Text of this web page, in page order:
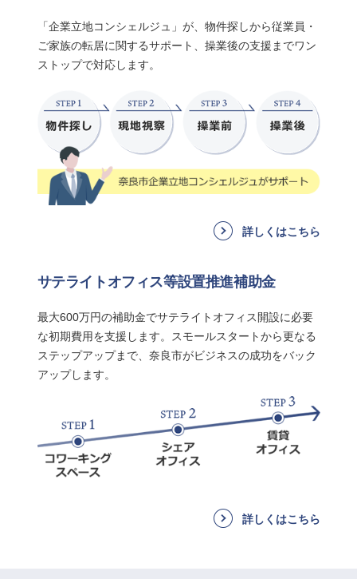
「企業立地コンシェルジュ」が、物件探しから従業員・
ご家族の転居に関するサポート、操業後の支援までワン
ストップで対応します。
詳しくはこちら
サテライトオフィス等設置推進補助金
最大600万円の補助金でサテライトオフィス開設に必要
な初期費用を支援します。スモールスタートから更なる
ステップアップまで、奈良市がビジネスの成功をバック
アップします。
詳しくはこちら